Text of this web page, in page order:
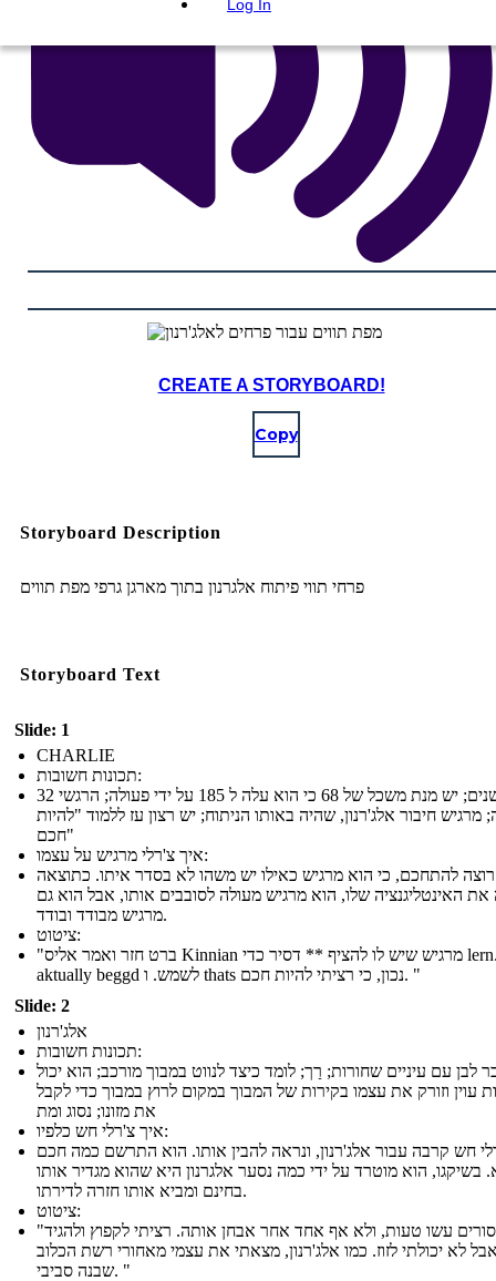
Log In
CREATE A STORYBOARD!
Copy
Storyboard Description
פרחי תווי פיתוח אלגרנון בתוך מארגן גרפי מפת תווים
Storyboard Text
Slide: 1
CHARLIE
תכונות חשובות:
32 שנים; יש מנת משכל של 68 כי הוא עלה ל 185 על ידי פעולה; הרגשי
מרגיש חיבור אלג'רנון, שהיה באותו הניתוח; יש רצון עז ללמוד "להיות
חכם"
איך צ'רלי מרגיש על עצמו:
רוצה להתחכם, כי הוא מרגיש כאילו יש משהו לא בסדר איתו. כתוצאה
את האינטליגנציה שלו, הוא מרגיש מעולה לסובבים אותו, אבל הוא גם
מרגיש מבודד ובודד.
ציטוט:
"ברט חזר ואמר אליס Kinnian מרגיש שיש לו להציף ** דסיר כדי lern. הוא
aktually beggd לשמש. ו thats נכון, כי רציתי להיות חכם. "
Slide: 2
אלג'רנון
תכונות חשובות:
לבן עם עיניים שחורות; רַך; לומד כיצד לנווט במבוך מורכב; הוא יכול
עוין וזורק את עצמו בקירות של המבוך במקום לרוץ במבוך כדי לקבל
את מזונו; נסוג ומת
איך צ'רלי חש כלפיו:
חש קרבה עבור אלג'רנון, ונראה להבין אותו. הוא התרשם כמה חכם
בשיקגו, הוא מוטרד על ידי כמה נסער אלגרנון היא שהוא מגדיר אותו
בחינם ומביא אותו חזרה לדירתו.
ציטוט:
"הפרופסורים עשו טעות, ולא אף אחד אחר אבחן אותה. רציתי לקפוץ ולהגיד
לא יכולתי לזוז. כמו אלג'רנון, מצאתי את עצמי מאחורי רשת הכלוב
שבנה סביבי. "